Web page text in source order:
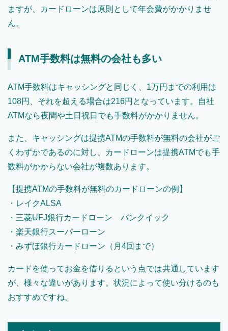
ますが、カードローンは原則として年会費がかかりませ
ん。
ATM手数料は無料の会社も多い
ATM手数料はキャッシングと同じく、1万円までの利用は
108円、それを超える場合は216円となっています。自社
ATMなら夜間や土日祝日でも手数料がかかりません。
また、キャッシングは提携ATMの手数料が無料の会社がご
くわずかであるのに対し、カードローンは提携ATMでも手
数料がかからない会社が複数あります。
【提携ATMの手数料が無料のカードローンの例】
・レイクALSA
・三菱UFJ銀行カードローン バンクイック
・楽天銀行スーパーローン
・みずほ銀行カードローン（月4回まで）
カードを使ってお金を借りるという点では共通しています
が、様々な違いがあります。状況によって使い分けるのも
おすすめですね。